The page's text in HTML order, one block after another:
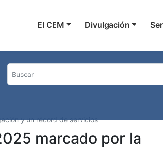
Navegación principal
El CEM Divulgación
y un récord de servicios
marcado por la